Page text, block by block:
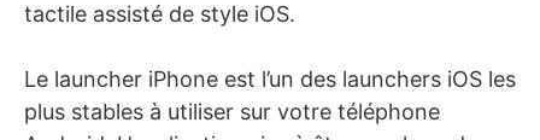
tactile assisté de style iOS.
Le launcher iPhone est l’un des launchers iOS les
plus stables à utiliser sur votre téléphone